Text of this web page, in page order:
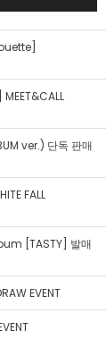
ver.) 단독 판매
FALL
[TASTY] 발매
EVENT